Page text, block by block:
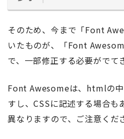
そのため、今まで「Font
いたものが、「Font
で、一部修正する必要がでて
Font Awesomeは、htmlの
すし、CSSに記述する場合も
異なりますので、ご注意くだ